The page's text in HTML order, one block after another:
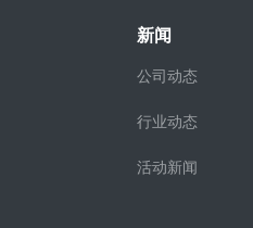
新闻
公司动态
行业动态
活动新闻